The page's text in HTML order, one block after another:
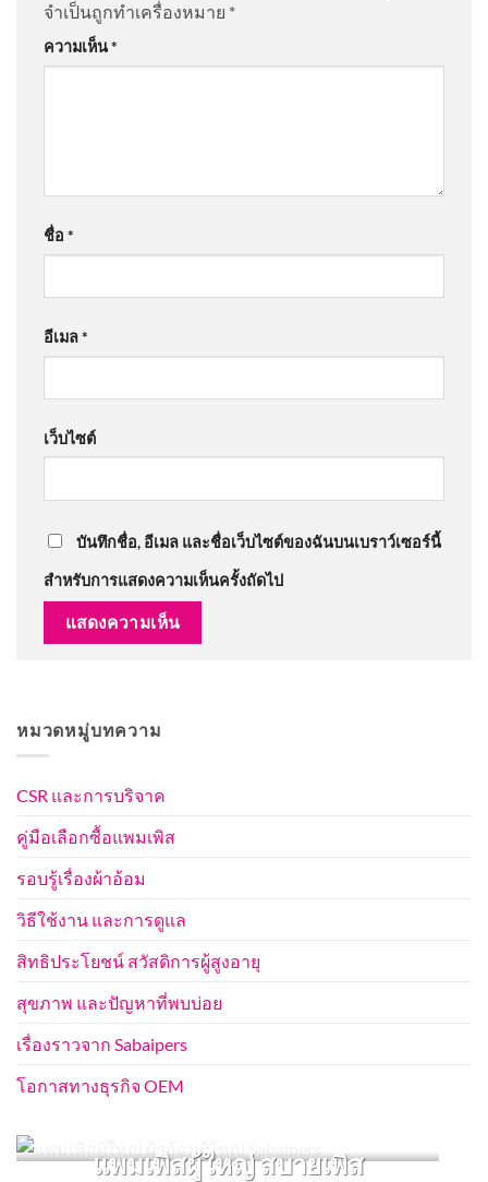
จำเป็นถูกทำเครื่องหมาย *
ความเห็น*
ชื่อ *
อีเมล*
เว็บไซต์
บันทึกชื่อ, อีเมล และชื่อเว็บไซต์ของฉันบนเบราว์เซอร์นี้
สำหรับการแสดงความเห็นครั้งถัดไป
หมวดหมู่บทความ
CSR และการบริจาค
คู่มือเลือกซื้อแพมเพิส
รอบรู้เรื่องผ้าอ้อม
วิธีใช้งาน และการดูแล
สิทธิประโยชน์ สวัสดิการผู้สูงอายุ
สุขภาพ และปัญหาที่พบบ่อย
เรื่องราวจาก Sabaipers
โอกาสทางธุรกิจ OEM
แพมเพิสผู้ใหญ่ สบายเพิส